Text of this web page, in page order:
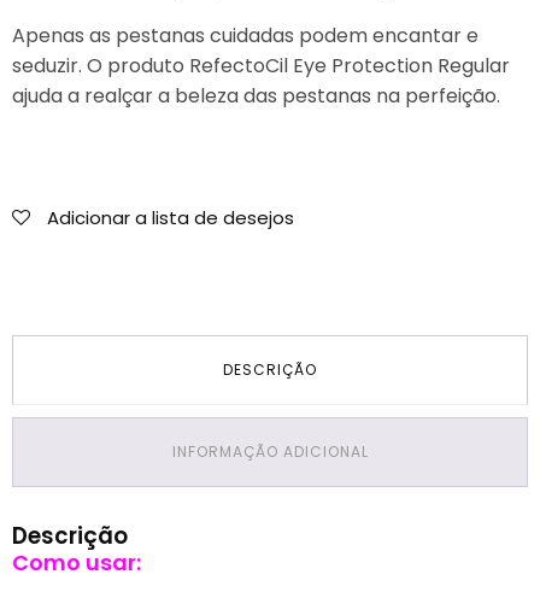
regular
Apenas as pestanas cuidadas podem encantar e
seduzir. O produto RefectoCil Eye Protection Regular
ajuda a realçar a beleza das pestanas na perfeição.
Adicionar a lista de desejos
DESCRIÇÃO
INFORMAÇÃO ADICIONAL
Descrição
Como usar: